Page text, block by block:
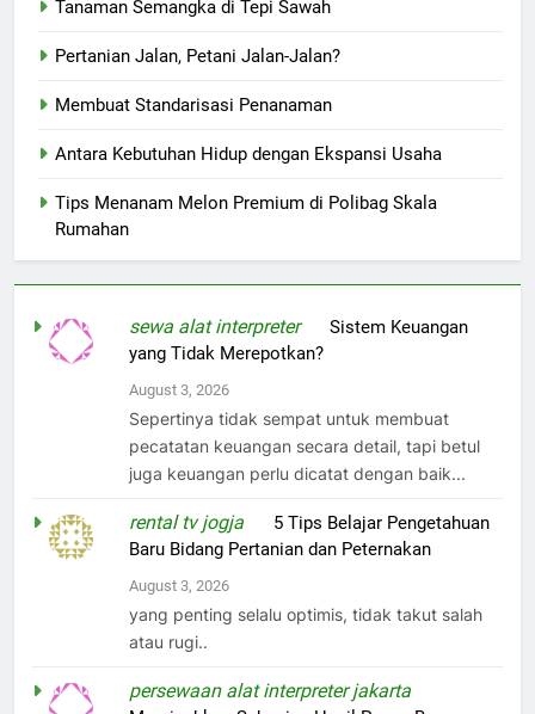
Tanaman Semangka di Tepi Sawah
Pertanian Jalan, Petani Jalan-Jalan?
Membuat Standarisasi Penanaman
Antara Kebutuhan Hidup dengan Ekspansi Usaha
Tips Menanam Melon Premium di Polibag Skala
Rumahan
sewa alat interpreteronSistem Keuangan
yang Tidak Merepotkan?
August 3, 2026
Sepertinya tidak sempat untuk membuat
pecatatan keuangan secara detail, tapi betul
juga keuangan perlu dicatat dengan baik...
rental tv jogja
5 Tips Belajar Pengetahuan
Baru Bidang Pertanian dan Peternakan
August 3, 2026
yang penting selalu optimis, tidak takut salah
atau rugi..
persewaan alat interpreter jakarta